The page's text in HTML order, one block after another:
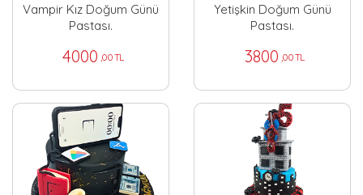
Vampir Kız Doğum Günü
Pastası.
4000 ,00 TL
Yetişkin Doğum Günü
Pastası.
3800 ,00 TL